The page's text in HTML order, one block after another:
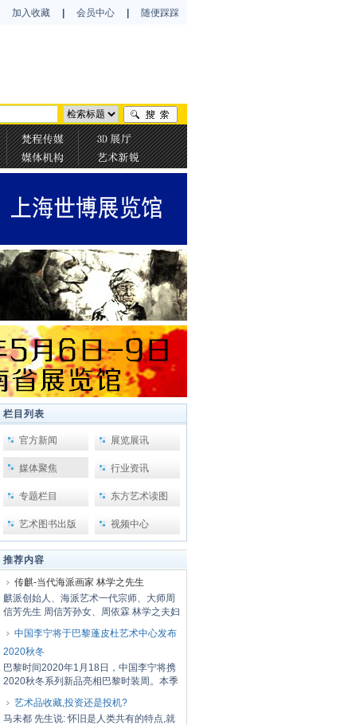
加入收藏 会员中心 随便踩踩
栏目列表
官方新闻 展览展讯
媒体聚焦 行业资讯
专题栏目 东方艺术读图
艺术图书出版 视频中心
推荐内容
传麒-当代海派画家 林学之先生
麒派创始人、海派艺术一代宗师、大师周
信芳先生 周信芳孙女、周依霖 林学之夫妇
中国李宁将于巴黎蓬皮杜艺术中心发布
2020秋冬
巴黎时间2020年1月18日，中国李宁将携
2020秋冬系列新品亮相巴黎时装周。本季
艺术品收藏,投资还是投机?
马未都 先生说: 怀旧是人类共有的特点,就